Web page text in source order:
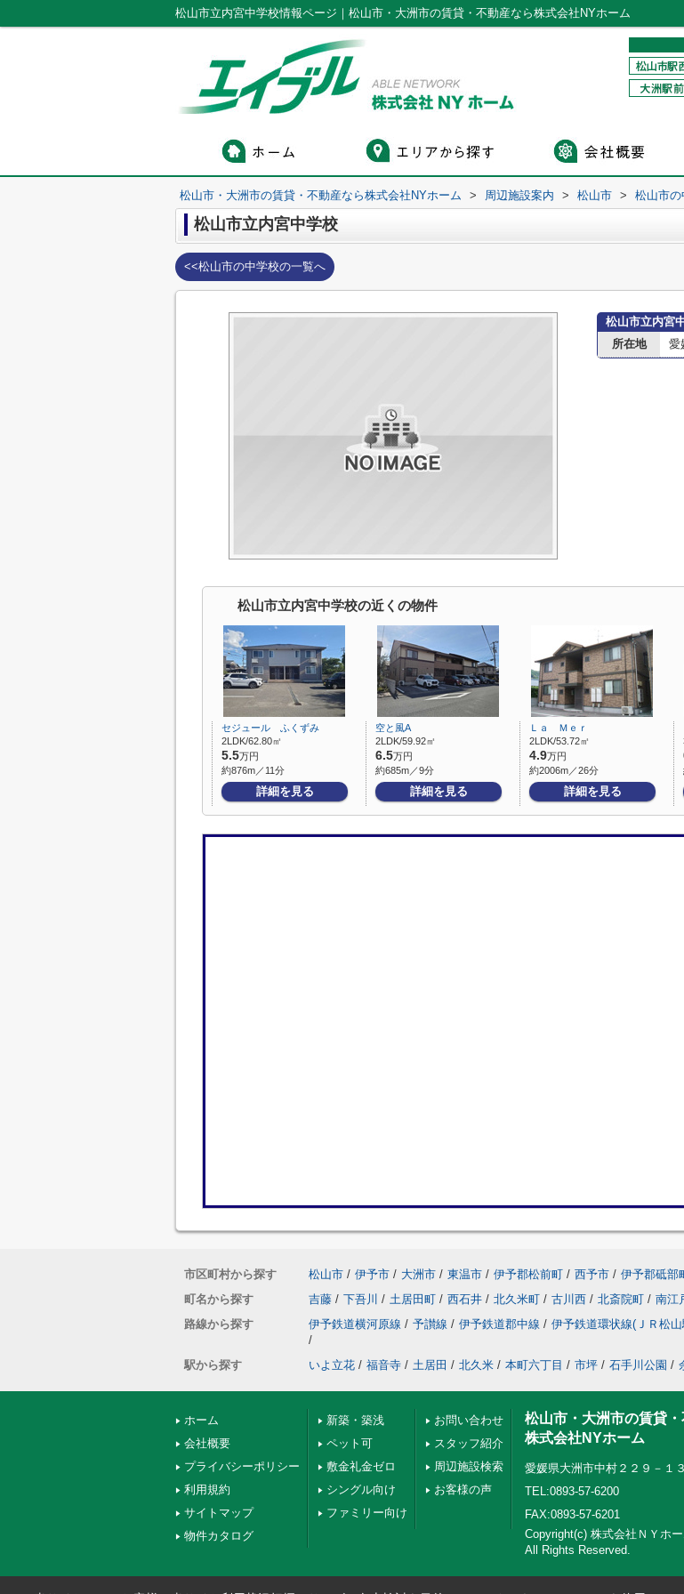
松山市立内宮中学校情報ページ｜松山市・大洲市の賃貸・不動産なら株式会社NYホーム
松山市・大洲市の賃貸・不動産なら株式会社NYホーム > 周辺施設案内 > 松山市 > 松山市の
松山市立内宮中学校
<<松山市の中学校の一覧へ
松山市立内宮
所在地
愛
松山市立内宮中学校の近くの物件
セジュール ふくずみ
2LDK/62.80㎡
5.5万円
約876m／11分
詳細を見る
空と風A
2LDK/59.92㎡
6.5万円
約685m／9分
詳細を見る
Ｌａ Ｍｅｒ
2LDK/53.72㎡
4.9万円
約2006m／26分
詳細を見る
市区町村から探す 松山市 / 伊予市 / 大洲市 / 東温市 / 伊予郡松前町 / 西予市 / 伊予郡砥部
町名から探す
吉藤 / 下吾川 / 土居田町 / 西石井 / 北久米町 / 古川西 / 北斎院町 / 南江
路線から探す
伊予鉄道横河原線 / 予讃線 / 伊予鉄道郡中線 / 伊予鉄道環状線(ＪＲ松
/
駅から探す
いよ立花 / 福音寺 / 土居田 / 北久米 / 本町六丁目 / 市坪 / 石手川公園 /
ホーム
会社概要
プライバシーポリシー
利用規約
サイトマップ
物件カタログ
新築・築浅
ペット可
敷金礼金ゼロ
シングル向け
ファミリー向け
お問い合わせ
スタッフ紹介
周辺施設検索
お客様の声
松山市・大洲市の賃貸
株式会社NYホーム
愛媛県大洲市中村２２９－１３
TEL:0893-57-6200
FAX:0893-57-6201
Copyright(c) 株式会社ＮＹホ
All Rights Reserved.